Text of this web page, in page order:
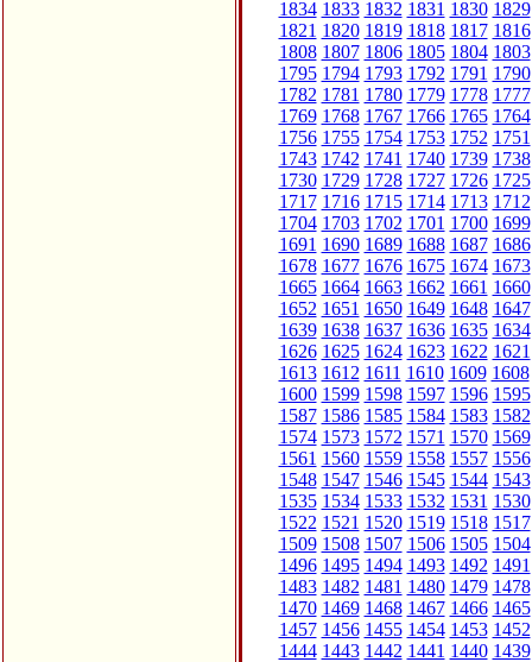
1834 1833 1832 1831 1830 1829
1821 1820 1819 1818 1817 1816
1808 1807 1806 1805 1804 1803
1795 1794 1793 1792 1791 1790
1782 1781 1780 1779 1778 1777
1769 1768 1767 1766 1765 1764
1756 1755 1754 1753 1752 1751
1743 1742 1741 1740 1739 1738
1730 1729 1728 1727 1726 1725
1717 1716 1715 1714 1713 1712
1704 1703 1702 1701 1700 1699
1691 1690 1689 1688 1687 1686
1678 1677 1676 1675 1674 1673
1665 1664 1663 1662 1661 1660
1652 1651 1650 1649 1648 1647
1639 1638 1637 1636 1635 1634
1626 1625 1624 1623 1622 1621
1613 1612 1611 1610 1609 1608
1600 1599 1598 1597 1596 1595
1587 1586 1585 1584 1583 1582
1574 1573 1572 1571 1570 1569
1561 1560 1559 1558 1557 1556
1548 1547 1546 1545 1544 1543
1535 1534 1533 1532 1531 1530
1522 1521 1520 1519 1518 1517
1509 1508 1507 1506 1505 1504
1496 1495 1494 1493 1492 1491
1483 1482 1481 1480 1479 1478
1470 1469 1468 1467 1466 1465
1457 1456 1455 1454 1453 1452
1444 1443 1442 1441 1440 1439